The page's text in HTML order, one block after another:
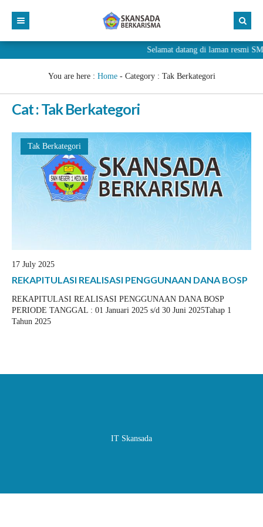
Selamat datang di laman resmi
You are here : Home- Category : Tak Berkategori
Cat : Tak Berkategori
Tak Berkategori
17 July 2025
REKAPITULASI REALISASI PENGGUNAAN DANA BOSP
REKAPITULASI REALISASI PENGGUNAAN DANA BOSP
PERIODE TANGGAL : 01 Januari 2025 s/d 30 Juni 2025Tahap 1
Tahun 2025
IT Skansada